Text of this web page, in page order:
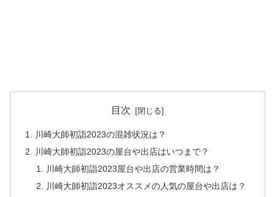
目次
川崎大師初詣2023の混雑状況は？
川崎大師初詣2023の屋台や出店はいつまで？
川崎大師初詣2023屋台や出店の営業時間は？
川崎大師初詣2023オススメの人気の屋台や出店は？